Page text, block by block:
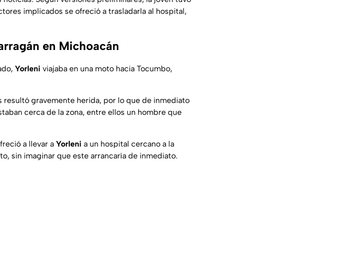
implicados se ofreció a trasladarla al hospital,
en Michoacán
Yorleni viajaba en una moto hacia Tocumbo,
resultó gravemente herida, por lo que de inmediato
cerca de la zona, entre ellos un hombre que
a llevar a Yorleni a un hospital cercano a la
sin imaginar que este arrancaría de inmediato.